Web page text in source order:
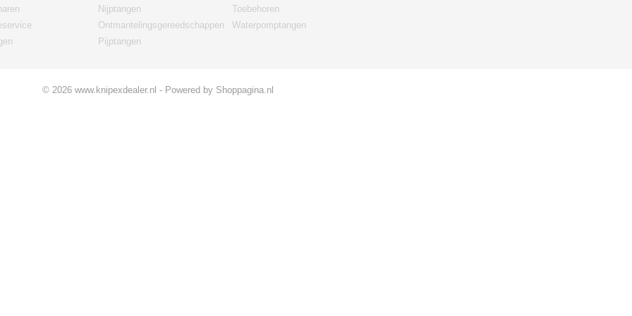
Nijptangen
Ontmantelingsgereedschappen
Pijptangen
Toebehoren
Waterpomptangen
© 2026 www.knipexdealer.nl - Powered by Shoppagina.nl